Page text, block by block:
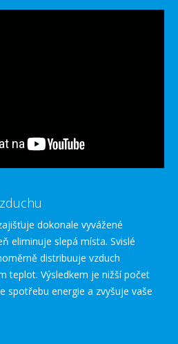
dokonale vyvážené
eliminuje slepá místa. Svislé
distribuuje vzduch
teplot. Výsledkem je nižší počet
spotřebu energie a zvyšuje vaše